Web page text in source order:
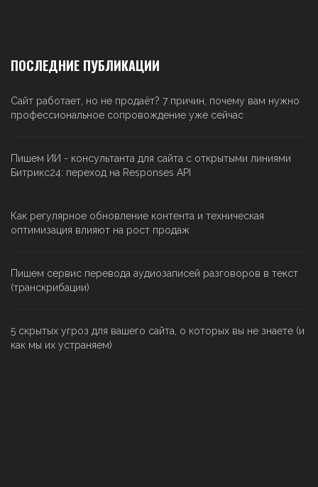
ПОСЛЕДНИЕ ПУБЛИКАЦИИ
Сайт работает, но не продаёт? 7 причин, почему вам нужно
профессиональное сопровождение уже сейчас
Пишем ИИ - консультанта для сайта с открытыми линиями
Битрикс24: переход на Responses API
Как регулярное обновление контента и техническая
оптимизация влияют на рост продаж
Пишем сервис перевода аудиозаписей разговоров в текст
(транскрибации)
5 скрытых угроз для вашего сайта, о которых вы не знаете (и
как мы их устраняем)